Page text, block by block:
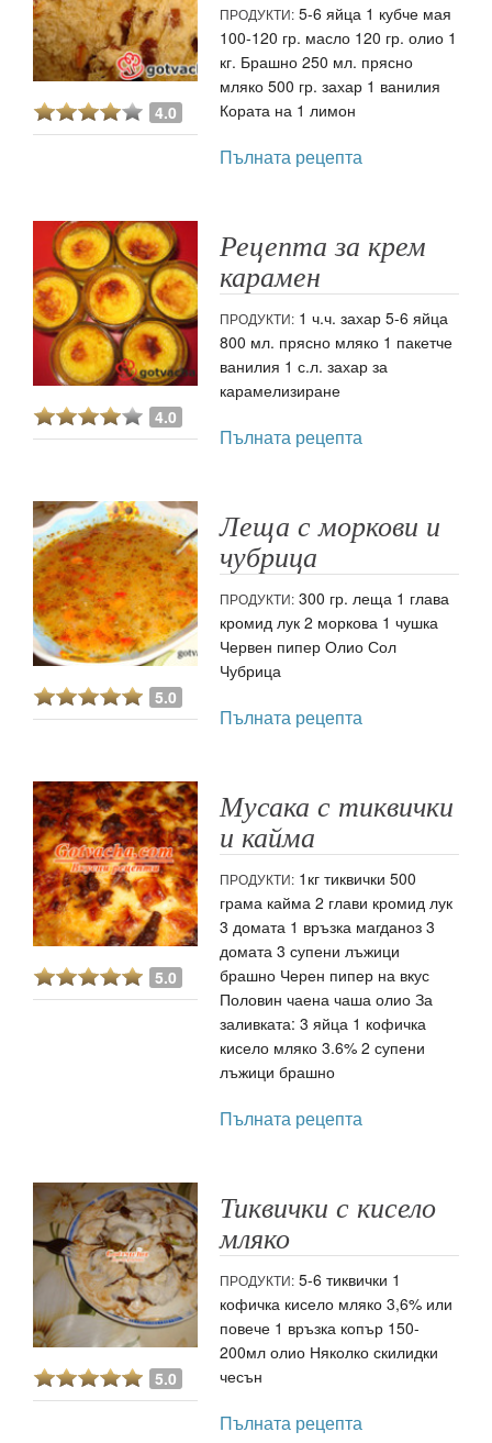
4.0
ПРОДУКТИ: 5-6 яйца 1 кубче мая
100-120 гр. масло 120 гр. олио 1
кг. Брашно 250 мл. прясно
мляко 500 гр. захар 1 ванилия
Кората на 1 лимон
Пълната рецепта
4.0
Рецепта за крем
карамен
ПРОДУКТИ: 1 ч.ч. захар 5-6 яйца
800 мл. прясно мляко 1 пакетче
ванилия 1 с.л. захар за
карамелизиране
Пълната рецепта
5.0
Леща с моркови и
чубрица
ПРОДУКТИ: 300 гр. леща 1 глава
кромид лук 2 моркова 1 чушка
Червен пипер Олио Сол
Чубрица
Пълната рецепта
5.0
Мусака с тиквички
и кайма
ПРОДУКТИ: 1кг тиквички 500
грама кайма 2 глави кромид лук
3 домата 1 връзка магданоз 3
домата 3 супени лъжици
брашно Черен пипер на вкус
Половин чаена чаша олио За
заливката: 3 яйца 1 кофичка
кисело мляко 3.6% 2 супени
лъжици брашно
Пълната рецепта
5.0
Тиквички с кисело
мляко
ПРОДУКТИ: 5-6 тиквички 1
кофичка кисело мляко 3,6% или
повече 1 връзка копър 150-
200мл олио Няколко скилидки
чесън
Пълната рецепта